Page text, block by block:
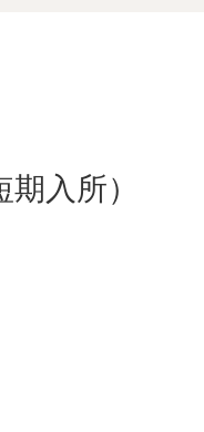
入所）